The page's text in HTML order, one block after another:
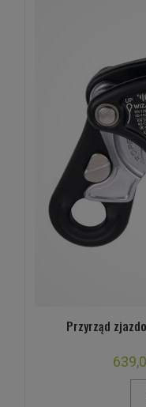
Przyrząd